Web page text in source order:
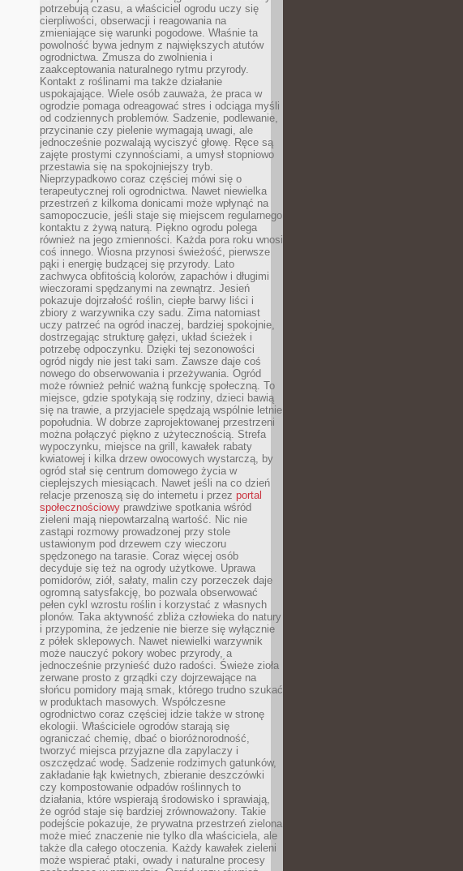
potrzebują czasu, a właściciel ogrodu uczy się
cierpliwości, obserwacji i reagowania na
zmieniające się warunki pogodowe. Właśnie ta
powolność bywa jednym z największych atutów
ogrodnictwa. Zmusza do zwolnienia i
zaakceptowania naturalnego rytmu przyrody.
Kontakt z roślinami ma także działanie
uspokajające. Wiele osób zauważa, że praca w
ogrodzie pomaga odreagować stres i odciąga myśli
od codziennych problemów. Sadzenie, podlewanie,
przycinanie czy pielenie wymagają uwagi, ale
jednocześnie pozwalają wyciszyć głowę. Ręce są
zajęte prostymi czynnościami, a umysł stopniowo
przestawia się na spokojniejszy tryb.
Nieprzypadkowo coraz częściej mówi się o
terapeutycznej roli ogrodnictwa. Nawet niewielka
przestrzeń z kilkoma donicami może wpłynąć na
samopoczucie, jeśli staje się miejscem regularnego
kontaktu z żywą naturą. Piękno ogrodu polega
również na jego zmienności. Każda pora roku wnosi
coś innego. Wiosna przynosi świeżość, pierwsze
pąki i energię budzącej się przyrody. Lato
zachwyca obfitością kolorów, zapachów i długimi
wieczorami spędzanymi na zewnątrz. Jesień
pokazuje dojrzałość roślin, ciepłe barwy liści i
zbiory z warzywnika czy sadu. Zima natomiast
uczy patrzeć na ogród inaczej, bardziej spokojnie,
dostrzegając strukturę gałęzi, układ ścieżek i
potrzebę odpoczynku. Dzięki tej sezonowości
ogród nigdy nie jest taki sam. Zawsze daje coś
nowego do obserwowania i przeżywania. Ogród
może również pełnić ważną funkcję społeczną. To
miejsce, gdzie spotykają się rodziny, dzieci bawią
się na trawie, a przyjaciele spędzają wspólnie letnie
popołudnia. W dobrze zaprojektowanej przestrzeni
można połączyć piękno z użytecznością. Strefa
wypoczynku, miejsce na grill, kawałek rabaty
kwiatowej i kilka drzew owocowych wystarczą, by
ogród stał się centrum domowego życia w
cieplejszych miesiącach. Nawet jeśli na co dzień
relacje przenoszą się do internetu i przez portal
społecznościowy prawdziwe spotkania wśród
zieleni mają niepowtarzalną wartość. Nic nie
zastąpi rozmowy prowadzonej przy stole
ustawionym pod drzewem czy wieczoru
spędzonego na tarasie. Coraz więcej osób
decyduje się też na ogrody użytkowe. Uprawa
pomidorów, ziół, sałaty, malin czy porzeczek daje
ogromną satysfakcję, bo pozwala obserwować
pełen cykl wzrostu roślin i korzystać z własnych
plonów. Taka aktywność zbliża człowieka do natury
i przypomina, że jedzenie nie bierze się wyłącznie
z półek sklepowych. Nawet niewielki warzywnik
może nauczyć pokory wobec przyrody, a
jednocześnie przynieść dużo radości. Świeże zioła
zerwane prosto z grządki czy dojrzewające na
słońcu pomidory mają smak, którego trudno szukać
w produktach masowych. Współczesne
ogrodnictwo coraz częściej idzie także w stronę
ekologii. Właściciele ogrodów starają się
ograniczać chemię, dbać o bioróżnorodność,
tworzyć miejsca przyjazne dla zapylaczy i
oszczędzać wodę. Sadzenie rodzimych gatunków,
zakładanie łąk kwietnych, zbieranie deszczówki
czy kompostowanie odpadów roślinnych to
działania, które wspierają środowisko i sprawiają,
że ogród staje się bardziej zrównoważony. Takie
podejście pokazuje, że prywatna przestrzeń zielona
może mieć znaczenie nie tylko dla właściciela, ale
także dla całego otoczenia. Każdy kawałek zieleni
może wspierać ptaki, owady i naturalne procesy